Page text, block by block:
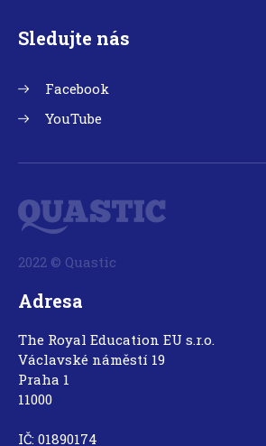
Sledujte nás
Facebook
YouTube
2022 © Quastic
Adresa
The Royal Education EU s.r.o.
Václavské náměstí 19
Praha 1
11000
IČ: 01890174